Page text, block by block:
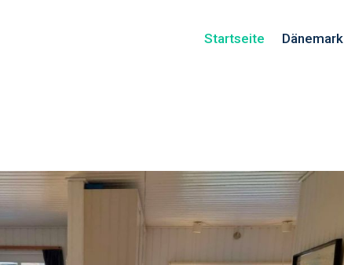
Startseite Dänemark